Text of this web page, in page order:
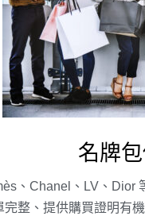
名牌
、Chanel、LV、Dior
完整、提供購買證明有